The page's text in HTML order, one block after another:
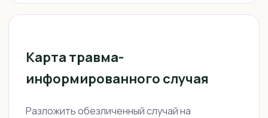
Карта травма-
информированного случая
Разложить обезличенный случай на